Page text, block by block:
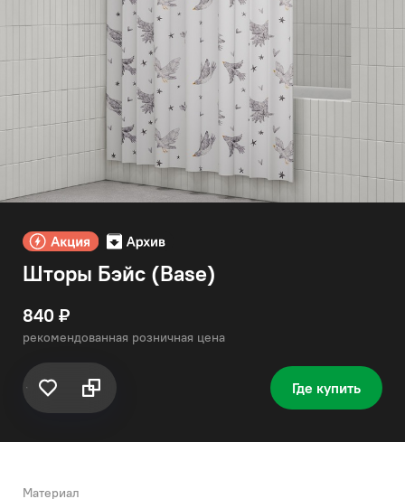
Шторы Бэйс (Base)
840 ₽
рекомендованная розничная цена
Где купить
Материал